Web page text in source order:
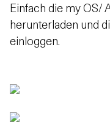
Einfach die my OS/
herunterladen und
einloggen.